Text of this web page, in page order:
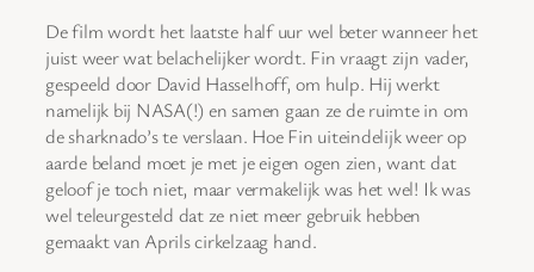
De film wordt het laatste half uur wel beter wanneer het
juist weer wat belachelijker wordt. Fin vraagt zijn vader,
gespeeld door David Hasselhoff, om hulp. Hij werkt
namelijk bij NASA(!) en samen gaan ze de ruimte in om
de sharknado’s te verslaan. Hoe Fin uiteindelijk weer op
aarde beland moet je met je eigen ogen zien, want dat
geloof je toch niet, maar vermakelijk was het wel! Ik was
wel teleurgesteld dat ze niet meer gebruik hebben
gemaakt van Aprils cirkelzaag hand.